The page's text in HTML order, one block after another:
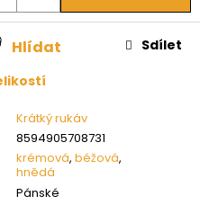
Krátký rukáv
8594905708731
krémová, béžová,
hnědá
Pánské
Hlídat Sdílet